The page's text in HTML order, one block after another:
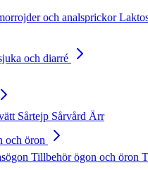
och analsprickor
och diarré
Sårtejp Sårvård Ärr
och öron
Tillbehör ögon och öron